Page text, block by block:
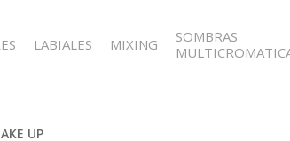
LABIALES MIXING
SOMBRAS
UP